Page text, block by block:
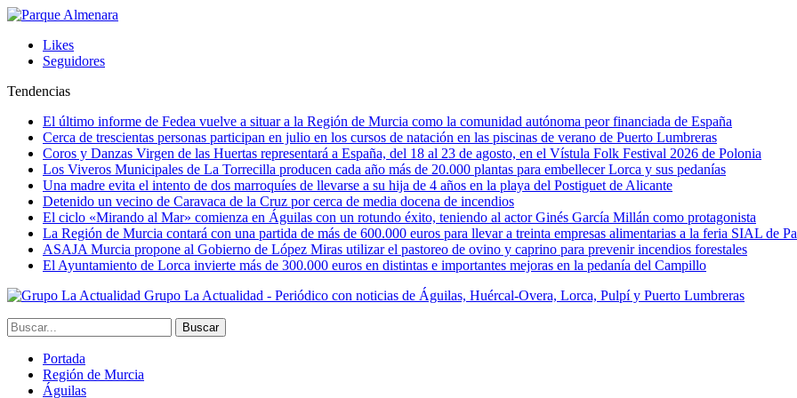
Likes
Seguidores
Tendencias
El último informe de Fedea vuelve a situar a la Región de Murcia como la comunidad autónoma peor financiada de España
Cerca de trescientas personas participan en julio en los cursos de natación en las piscinas de verano de Puerto Lumbreras
Coros y Danzas Virgen de las Huertas representará a España, del 18 al 23 de agosto, en el Vístula Folk Festival 2026 de Polonia
Los Viveros Municipales de La Torrecilla producen cada año más de 20.000 plantas para embellecer Lorca y sus pedanías
Una madre evita el intento de dos marroquíes de llevarse a su hija de 4 años en la playa del Postiguet de Alicante
Detenido un vecino de Caravaca de la Cruz por cerca de media docena de incendios
El ciclo «Mirando al Mar» comienza en Águilas con un rotundo éxito, teniendo al actor Ginés García Millán como protagonista
La Región de Murcia contará con una partida de más de 600.000 euros para llevar a treinta empresas alimentarias a la feria SIAL de
ASAJA Murcia propone al Gobierno de López Miras utilizar el pastoreo de ovino y caprino para prevenir incendios forestales
El Ayuntamiento de Lorca invierte más de 300.000 euros en distintas e importantes mejoras en la pedanía del Campillo
Grupo La Actualidad - Periódico con noticias de Águilas, Huércal-Overa, Lorca, Pulpí y Puerto Lumbreras
Portada
Región de Murcia
Águilas